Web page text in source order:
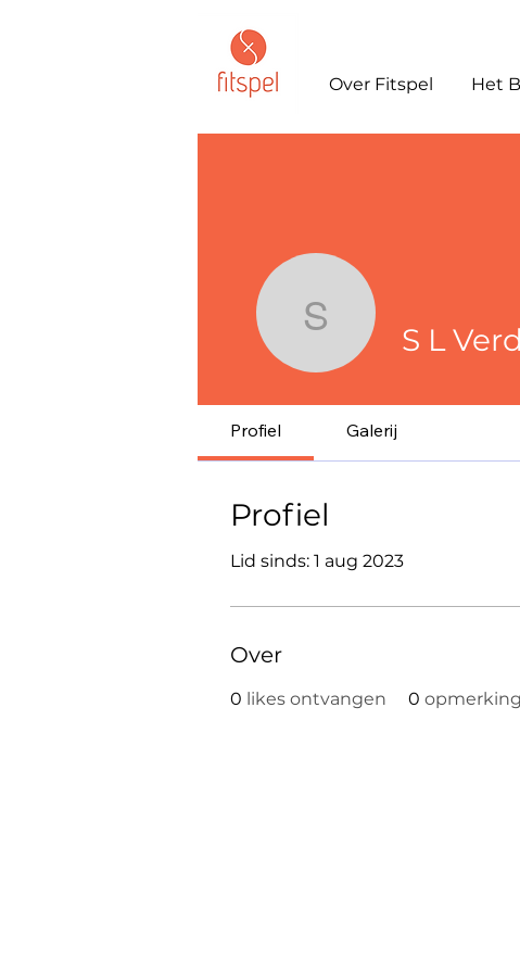
Over Fitspel Het
S L Verduijn
S L
Profiel Galerij
Profiel
Lid sinds: 1 aug 2023
Over
0 likes ontvangen 0